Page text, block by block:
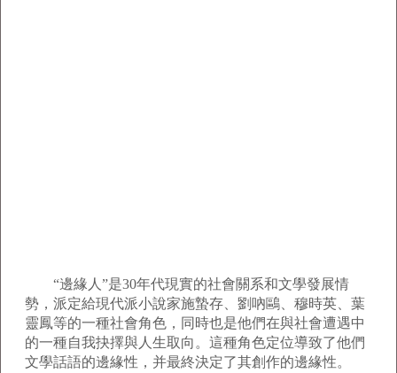
“邊緣人”是30年代現實的社會關系和文學發展情
勢，派定給現代派小說家施蟄存、劉吶鷗、穆時英、葉
靈鳳等的一種社會角色，同時也是他們在與社會遭遇中
的一種自我抉擇與人生取向。這種角色定位導致了他們
文學話語的邊緣性，并最終決定了其創作的邊緣性。